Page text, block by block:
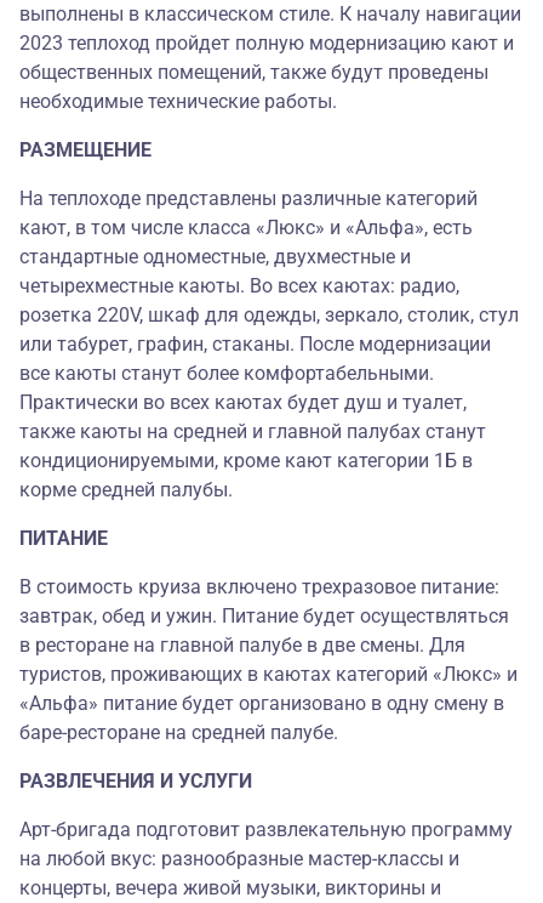
выполнены в классическом стиле. К началу навигации
2023 теплоход пройдет полную модернизацию кают и
общественных помещений, также будут проведены
необходимые технические работы.
РАЗМЕЩЕНИЕ
На теплоходе представлены различные категорий
кают, в том числе класса «Люкс» и «Альфа», есть
стандартные одноместные, двухместные и
четырехместные каюты. Во всех каютах: радио,
розетка 220V, шкаф для одежды, зеркало, столик, стул
или табурет, графин, стаканы. После модернизации
все каюты станут более комфортабельными.
Практически во всех каютах будет душ и туалет,
также каюты на средней и главной палубах станут
кондиционируемыми, кроме кают категории 1Б в
корме средней палубы.
ПИТАНИЕ
В стоимость круиза включено трехразовое питание:
завтрак, обед и ужин. Питание будет осуществляться
в ресторане на главной палубе в две смены. Для
туристов, проживающих в каютах категорий «Люкс» и
«Альфа» питание будет организовано в одну смену в
баре-ресторане на средней палубе.
РАЗВЛЕЧЕНИЯ И УСЛУГИ
Арт-бригада подготовит развлекательную программу
на любой вкус: разнообразные мастер-классы и
концерты, вечера живой музыки, викторины и